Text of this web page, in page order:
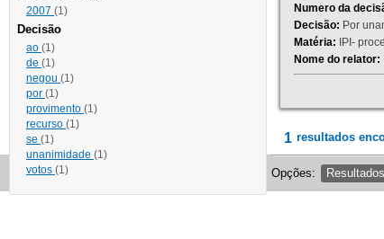
2007 (1)
Decisão
ao (1)
de (1)
negou (1)
por (1)
provimento (1)
recurso (1)
se (1)
unanimidade (1)
votos (1)
Numero da
Decisão: Por
Matéria: IPI-
Nome do relator:
1 resultados
Opções: